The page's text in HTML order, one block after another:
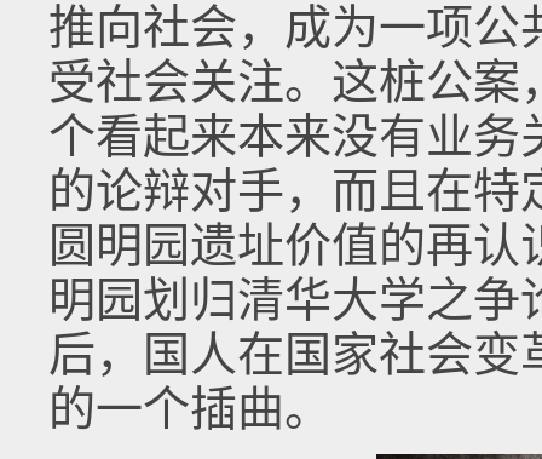
推向社会，成为一项公
受社会关注。这桩公
个看起来本来没有业务
的论辩对手，而且在
圆明园遗址价值的再
明园划归清华大学之
后，国人在国家社会变
的一个插曲。